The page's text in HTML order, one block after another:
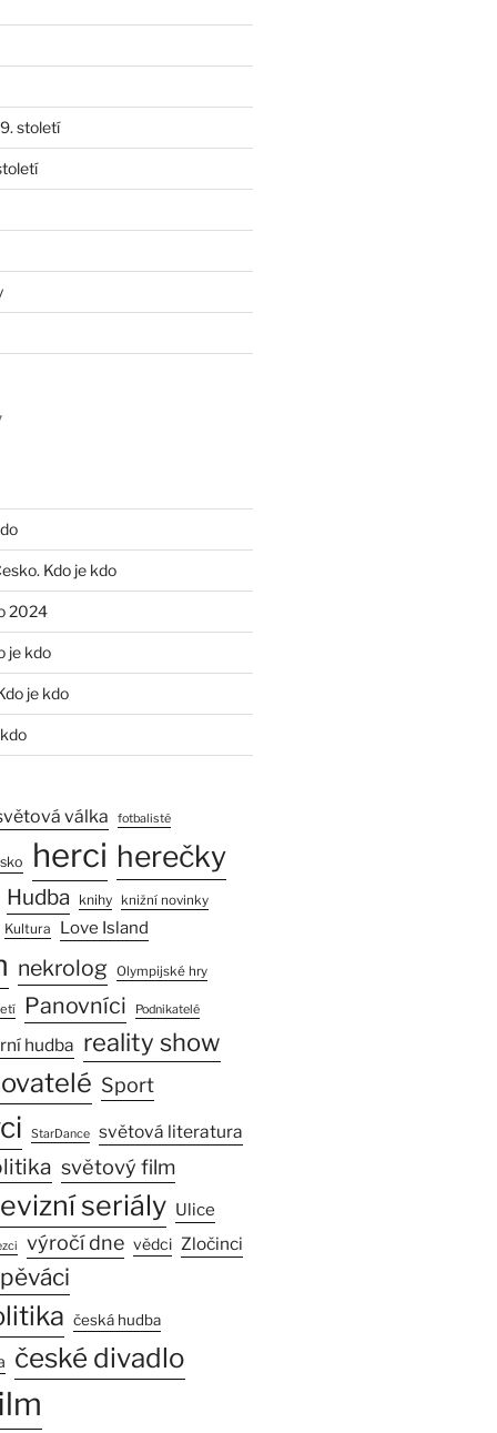
století
Kdo je kdo
2024
je kdo
je kdo
válka fotbalisté
herci herečky
Hudba knihy knižní novinky
Kultura Love Island
nekrolog Olympijské hry
Panovníci Podnikatelé
hudba reality show
Sport
StarDance světová literatura
světový film
seriály Ulice
výročí dne vědci Zločinci
česká hudba
české divadlo